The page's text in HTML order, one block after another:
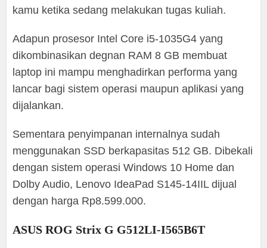
kamu ketika sedang melakukan tugas kuliah.
Adapun prosesor Intel Core i5-1035G4 yang
dikombinasikan degnan RAM 8 GB membuat
laptop ini mampu menghadirkan performa yang
lancar bagi sistem operasi maupun aplikasi yang
dijalankan.
Sementara penyimpanan internalnya sudah
menggunakan SSD berkapasitas 512 GB. Dibekali
dengan sistem operasi Windows 10 Home dan
Dolby Audio, Lenovo IdeaPad S145-14IIL dijual
dengan harga Rp8.599.000.
ASUS ROG Strix G G512LI-I565B6T